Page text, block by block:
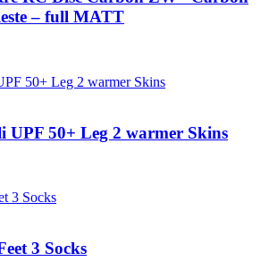
– full MATT
UPF 50+ Leg 2 warmer Skins
3 Socks